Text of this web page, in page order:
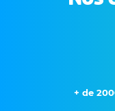
+ de